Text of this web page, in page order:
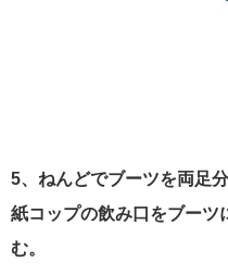
5、ねんどでブーツを両足分
紙コップの飲み口をブーツ
む。